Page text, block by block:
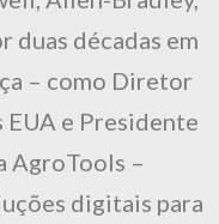
duas décadas em
– como Diretor
EUA e Presidente
AgroTools –
digitais para